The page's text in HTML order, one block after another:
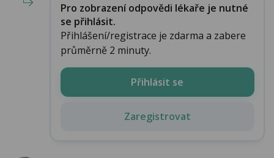
Pro zobrazení odpovědi lékaře je nutné
se přihlásit.
Přihlášení/registrace je zdarma a zabere
průměrně 2 minuty.
Přihlásit se
Zaregistrovat